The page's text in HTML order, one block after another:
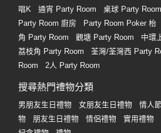
唱K
通宵 Party Room 桌球 Party Room
Party Room 廚房
Party Room Poker 枱
角 Party Room
觀塘 Party Room 中環
荔枝角 Party Room
荃灣/荃灣西 Party
Room
2人 Party Room
搜尋熱門禮物分類
男朋友生日禮物 女朋友生日禮物 情人
物
朋友生日禮物 情侶禮物 實用禮物